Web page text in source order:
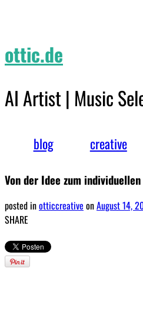
ottic.de
AI Artist | Music
blog creative
Von der Idee zum
posted inotticcreative onAugust 14,
SHARE